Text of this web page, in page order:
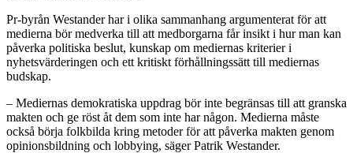
Pr-byrån Westander har i olika sammanhang argumenterat för att
medierna bör medverka till att medborgarna får insikt i hur man kan
påverka politiska beslut, kunskap om mediernas kriterier i
nyhetsvärderingen och ett kritiskt förhållningssätt till mediernas
budskap.
– Mediernas demokratiska uppdrag bör inte begränsas till att granska
makten och ge röst åt dem som inte har någon. Medierna måste
också börja folkbilda kring metoder för att påverka makten genom
opinionsbildning och lobbying, säger Patrik Westander.